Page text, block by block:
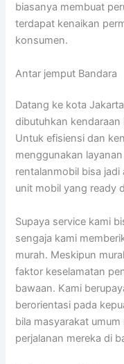
biasanya membuat
terdapat kenaikan
konsumen.
Antar jemput Bandara
Datang ke kota
dibutuhkan kendaraan
Untuk efisiensi dan
menggunakan
rentalanmobil bisa
unit mobil yang ready
Supaya service kami
sengaja kami
murah. Meskipun
faktor keselamatan
bawaan. Kami
berorientasi pada
bila masyarakat
perjalanan mereka di